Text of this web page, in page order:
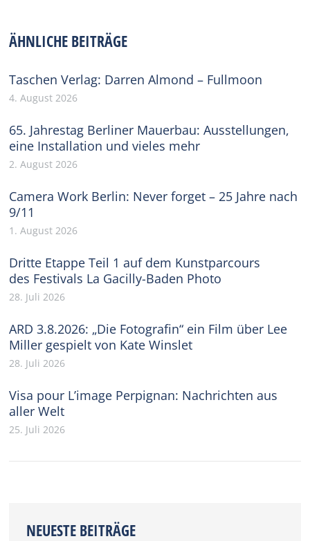
ÄHNLICHE BEITRÄGE
Taschen Verlag: Darren Almond – Fullmoon
4. August 2026
65. Jahrestag Berliner Mauerbau: Ausstellungen,
eine Installation und vieles mehr
2. August 2026
Camera Work Berlin: Never forget – 25 Jahre nach
9/11
1. August 2026
Dritte Etappe Teil 1 auf dem Kunstparcours
des Festivals La Gacilly-Baden Photo
28. Juli 2026
ARD 3.8.2026: „Die Fotografin“ ein Film über Lee
Miller gespielt von Kate Winslet
28. Juli 2026
Visa pour L’image Perpignan: Nachrichten aus
aller Welt
25. Juli 2026
NEUESTE BEITRÄGE